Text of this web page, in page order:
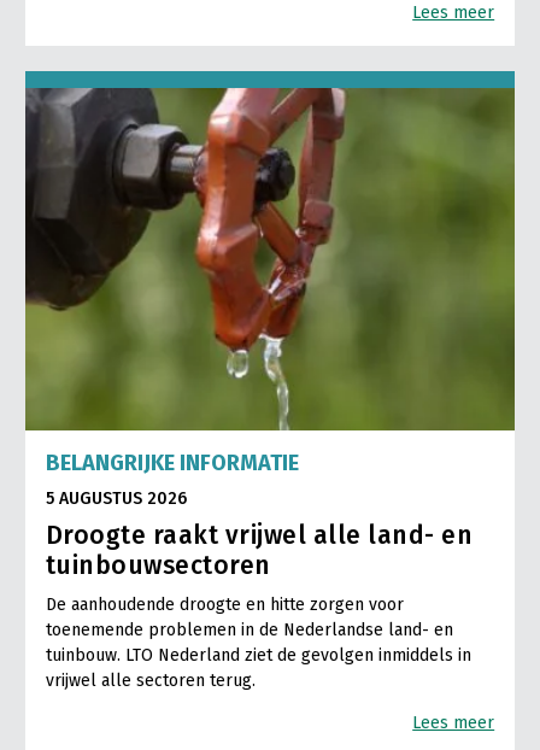
Lees meer
BELANGRIJKE INFORMATIE
5 AUGUSTUS 2026
Droogte raakt vrijwel alle land- en
tuinbouwsectoren
De aanhoudende droogte en hitte zorgen voor
toenemende problemen in de Nederlandse land- en
tuinbouw. LTO Nederland ziet de gevolgen inmiddels in
vrijwel alle sectoren terug.
Lees meer